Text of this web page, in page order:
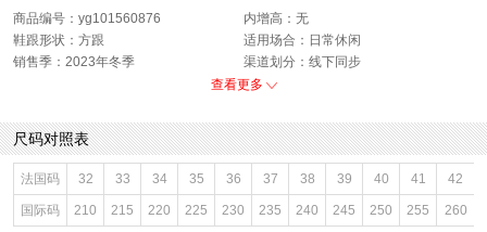
商品编号：yg101560876
内增高：无
鞋跟形状：方跟
适用场合：日常休闲
销售季：2023年冬季
渠道划分：线下同步
鞋底材质：橡胶底
色系：棕色
鞋类流行款式：切尔西靴
流行元素：纯色
靴筒筒面材质：牛皮革
闭合方式：套筒
前掌高度：无
款式季节：冬季
配跟：无
鞋垫材质：猪皮革
风格分类：切尔西靴
查看更多
尺码对照表
法国码 32 33 34 35 36 37 38 39 40 41 42
国际码 210 215 220 225 230 235 240 245 250 255 260